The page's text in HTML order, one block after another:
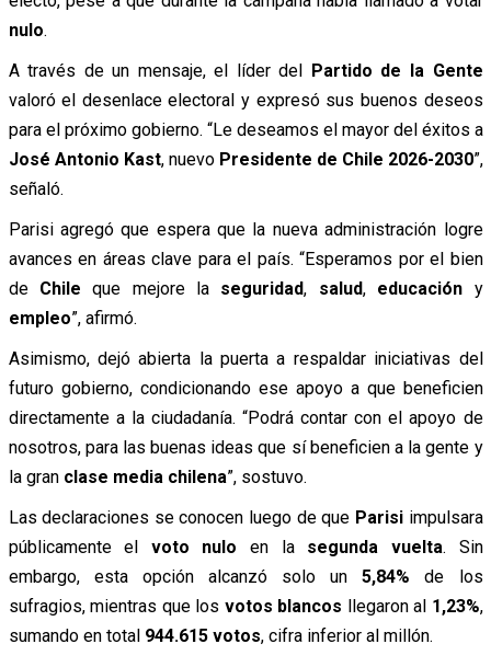
nulo.
A través de un mensaje, el líder del Partido de la Gente
valoró el desenlace electoral y expresó sus buenos deseos
para el próximo gobierno. “Le deseamos el mayor del éxitos a
José Antonio Kast, nuevo Presidente de Chile 2026-2030”,
señaló.
Parisi agregó que espera que la nueva administración logre
avances en áreas clave para el país. “Esperamos por el bien
de Chile que mejore la seguridad, salud, educación y
empleo”, afirmó.
Asimismo, dejó abierta la puerta a respaldar iniciativas del
futuro gobierno, condicionando ese apoyo a que beneficien
directamente a la ciudadanía. “Podrá contar con el apoyo de
nosotros, para las buenas ideas que sí beneficien a la gente y
la gran clase media chilena”, sostuvo.
Las declaraciones se conocen luego de que Parisiimpulsara
públicamente el voto nulo en la segunda vuelta. Sin
embargo, esta opción alcanzó solo un5,84% de los
sufragios, mientras que los votos blancos llegaron al 1,23%,
sumando en total 944.615 votos, cifra inferior al millón.